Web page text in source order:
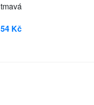
tmavá
54 Kč